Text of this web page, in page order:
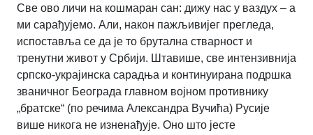
Све ово личи на кошмаран сан: дижу нас у ваздух – а
ми сарађујемо. Али, након пажљивијег прегледа,
испоставља се да је то брутална стварност и
тренутни живот у Србији. Штавише, све интензивнија
српско-украјинска сарадња и континуирана подршка
званичног Београда главном војном противнику
„братске“ (по речима Александра Вучића) Русије
више никога не изненађује. Оно што јесте